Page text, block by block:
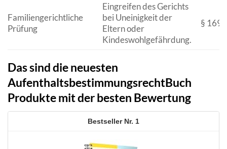
Familiengerichtliche
Prüfung
Eingreifen des Gerichts
bei Uneinigkeit der
Eltern oder
Kindeswohlgefährdung.
§
Das sind die neuesten
AufenthaltsbestimmungsrechtBuch
Produkte mit der besten Bewertung
1